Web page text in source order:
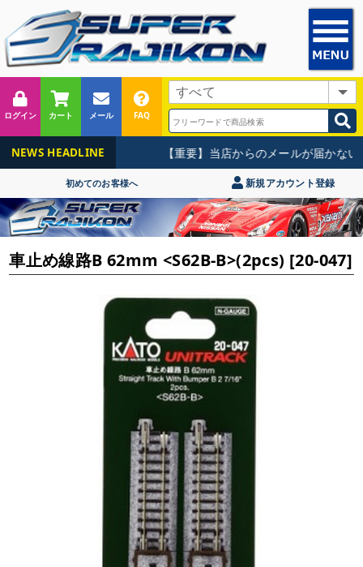
ログイン カート メール FAQ
NEWS HEADLINE 【重要】当店からのメールが届かない
初めてのお客様へ 新規アカウント登録
車止め線路B 62mm <S62B-B>(2pcs) [20-047]